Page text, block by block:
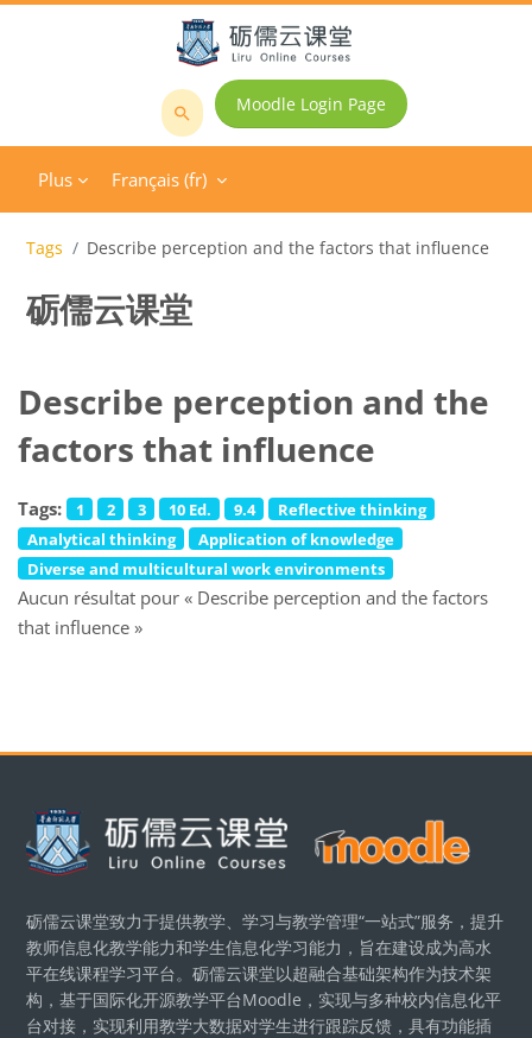
Passer au contenu principal
Rechercher
cours
Moodle Login Page
Plus Français ‎(fr)‎
Tags Describe perception and the factors that influence
砺儒云课堂
Describe perception and the
factors that influence
Tags: 1 2 3 10 Ed. 9.4
Reflective thinking
Analytical thinking
Application of knowledge
Diverse and multicultural work environments
Aucun résultat pour « Describe perception and the factors
that influence »
Blocs
砺儒云课堂致力于提供教学、学习与教学管理“一站式”服务，提升
教师信息化教学能力和学生信息化学习能力，旨在建设成为高水
平在线课程学习平台。砺儒云课堂以超融合基础架构作为技术架
构，基于国际化开源教学平台Moodle，实现与多种校内信息化平
台对接，实现利用教学大数据对学生进行跟踪反馈，具有功能插